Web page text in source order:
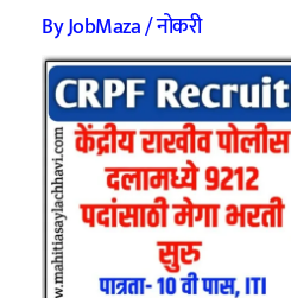
ByJobMaza/नोकरी